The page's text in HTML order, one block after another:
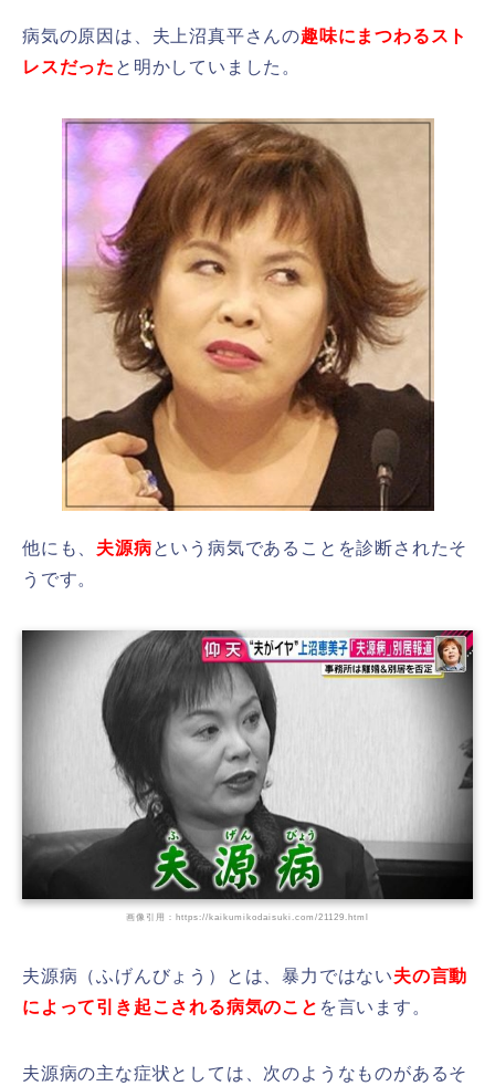
病気の原因は、夫上沼真平さんの趣味にまつわるスト
レスだった と明かしていました。
他にも、 夫源病という病気であることを診断されたそ
うです。
画像引用：https://kaikumikodaisuki.com/21129.html
夫源病（ふげんびょう）とは、暴力ではない夫の言動
によって引き起こされる病気のこと を言います。
夫源病の主な症状としては、次のようなものがあるそ